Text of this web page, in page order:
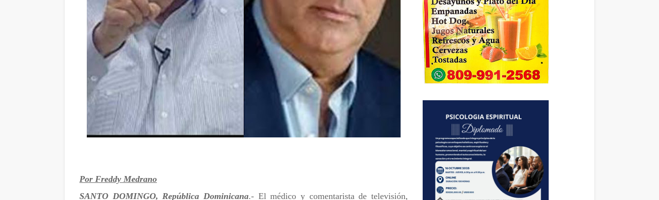
Por Freddy Medrano
SANTO DOMINGO, República Dominicana.- El médico y comentarista de televisión,